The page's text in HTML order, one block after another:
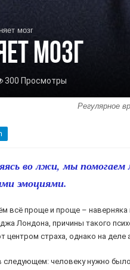
мозг
мозг
300 Просмотры
Регулярное
во лжи, мы
эмоциями.
всё проще и проще – наверняка
Лондона, причины такого
центром страха, однако на
человеку нужно